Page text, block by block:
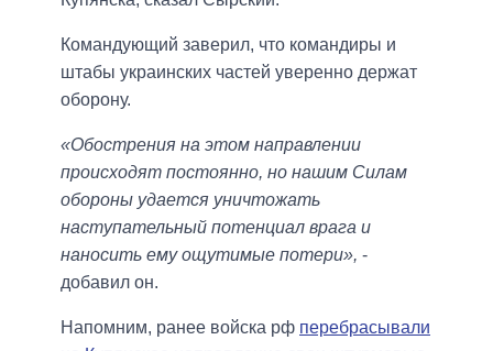
Командующий заверил, что командиры и
штабы украинских частей уверенно держат
оборону.
«Обострения на этом направлении
происходят постоянно, но нашим Силам
обороны удается уничтожать
наступательный потенциал врага и
наносить ему ощутимые потери», -
добавил он.
Напомним, ранее войска рф перебрасывали